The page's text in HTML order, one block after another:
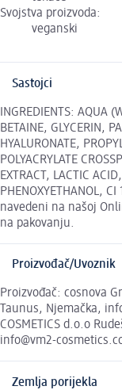
Svojstva proizvoda:
veganski
Sastojci
INGREDIENTS: AQUA
BETAINE, GLYCERIN,
HYALURONATE,
POLYACRYLATE
EXTRACT, LACTIC
PHENOXYETHANOL,
navedeni na našoj
na pakovanju.
Proizvođač/Uvoznik
Proizvođač: cosnova
Taunus, Njemačka,
COSMETICS d.o.o
info@vm2-
Zemlja porijekla